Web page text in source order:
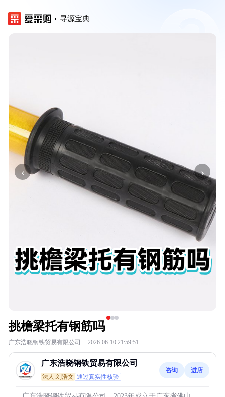
寻源宝典
‹ ›
挑檐梁托有钢筋吗
广东浩晓钢铁贸易有限公司 · 2026-06-10 21:59:51
广东浩晓钢铁贸易有限公司
法人:刘浩文 通过真实性核验
咨询 进店